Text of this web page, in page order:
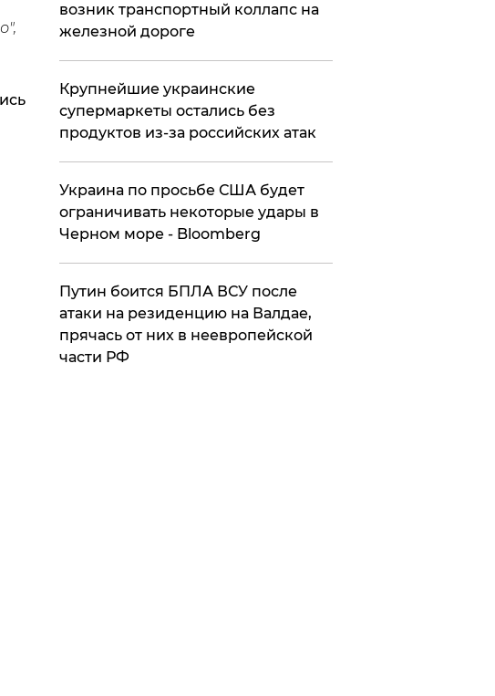
возник транспортный коллапс на
железной дороге
Крупнейшие украинские
супермаркеты остались без
продуктов из-за российских атак
Украина по просьбе США будет
ограничивать некоторые удары в
Черном море - Bloomberg
Путин боится БПЛА ВСУ после
атаки на резиденцию на Валдае,
прячась от них в неевропейской
части РФ